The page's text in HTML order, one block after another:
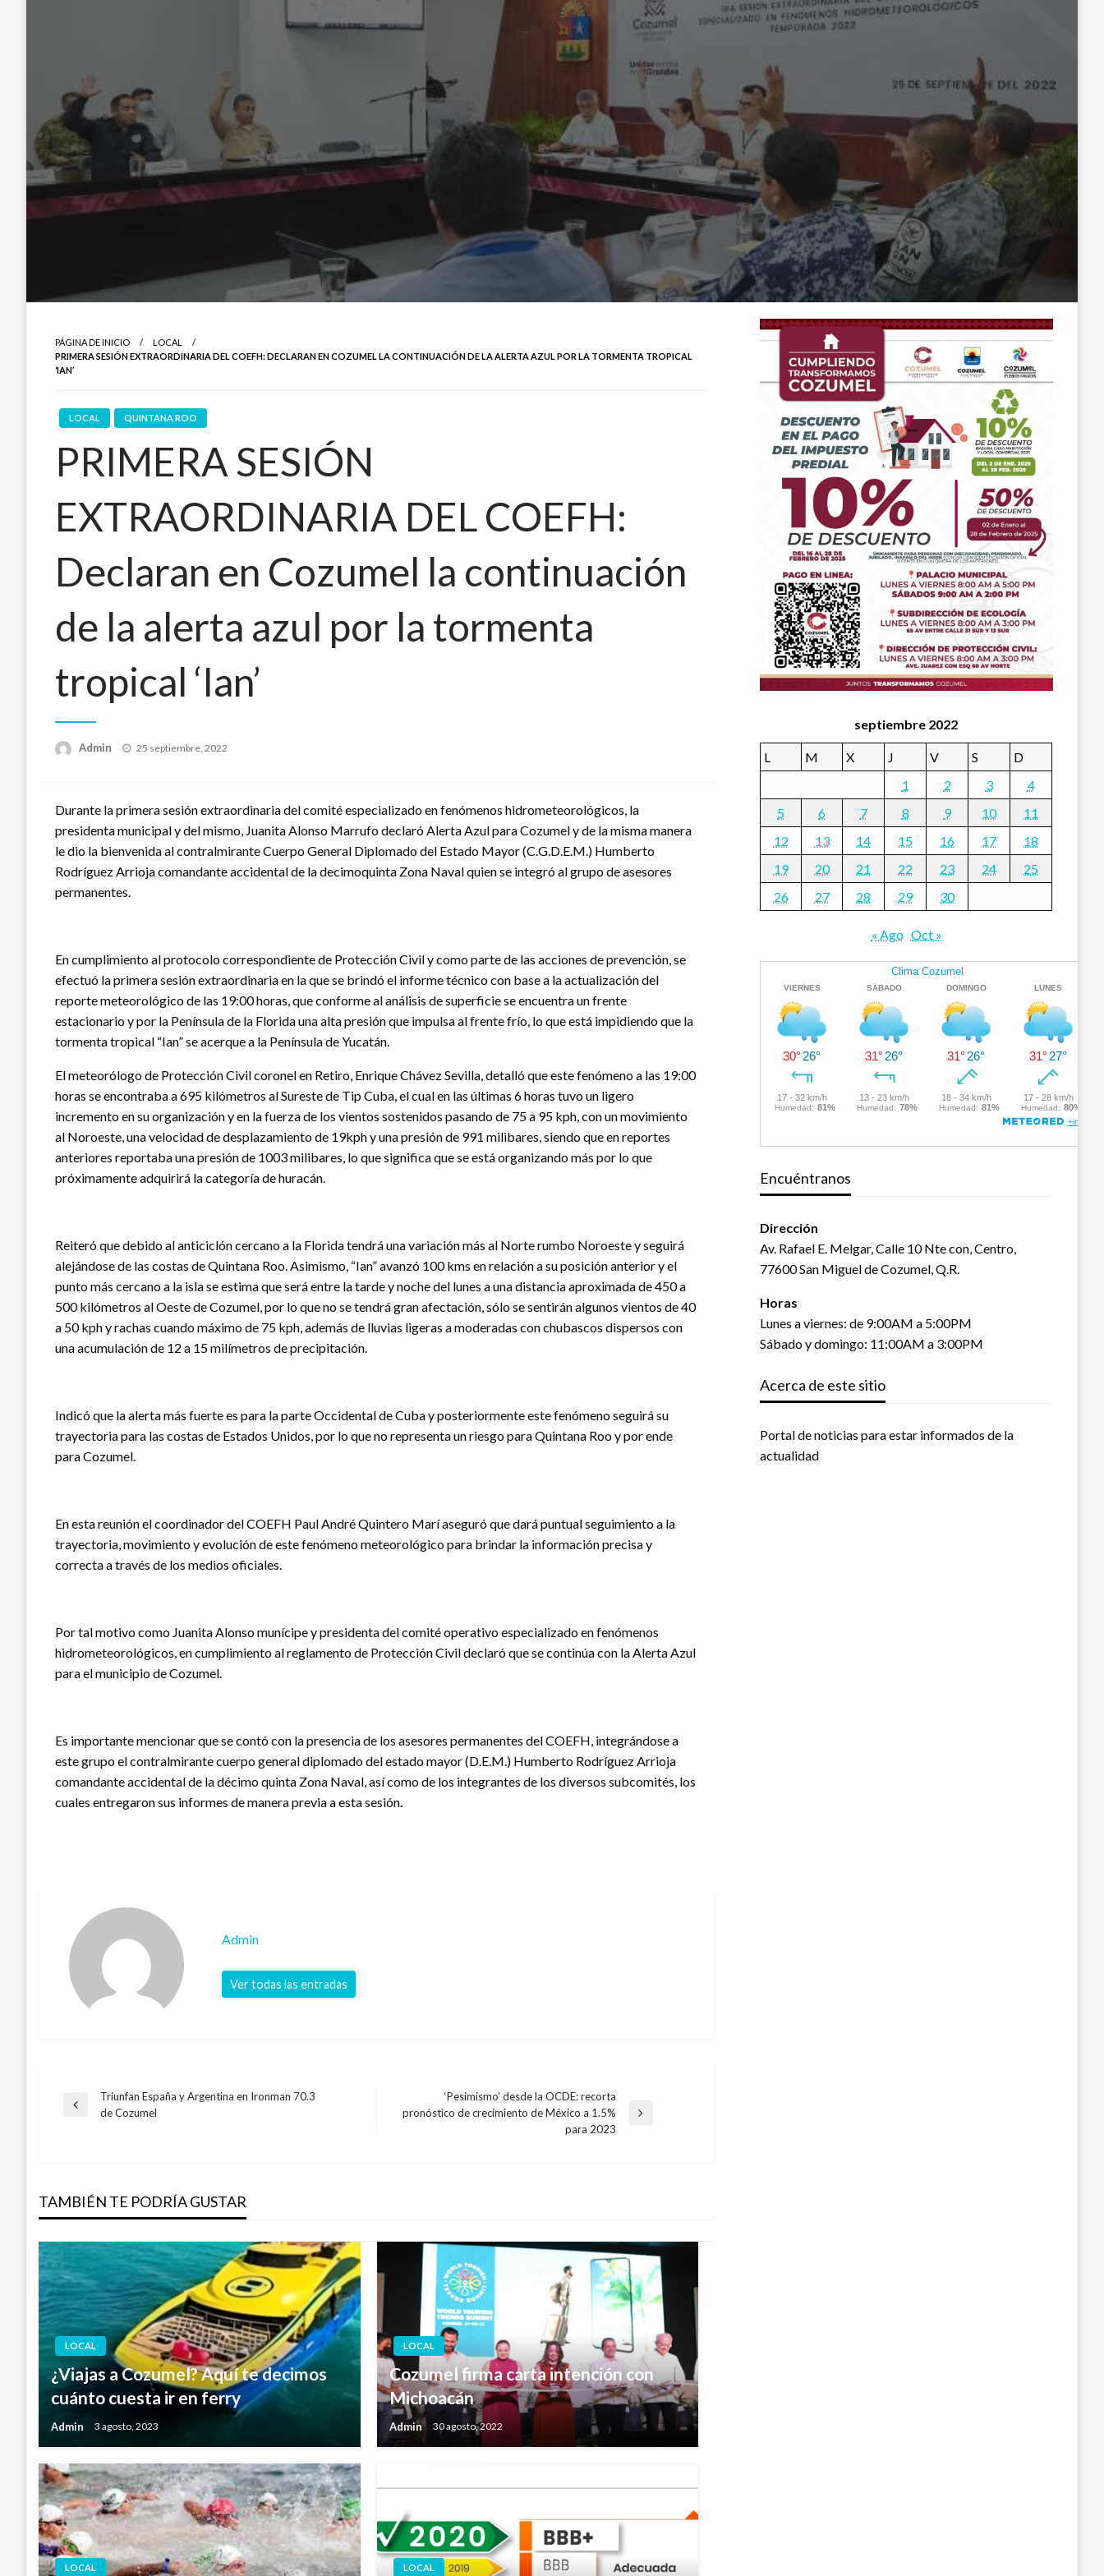
PÁGINA DE INICIO
LOCAL
PRIMERA SESIÓN EXTRAORDINARIA DEL COEFH: DECLARAN EN COZUMEL LA CONTINUACIÓN DE LA ALERTA AZUL POR LA TORMENTA TROPICAL
‘IAN’
LOCAL QUINTANA ROO
PRIMERA SESIÓN
EXTRAORDINARIA DEL COEFH:
Declaran en Cozumel la continuación
de la alerta azul por la tormenta
tropical ‘Ian’
Admin
Publicado
25 septiembre, 2022
Durante la primera sesión extraordinaria del comité especializado en fenómenos hidrometeorológicos, la
presidenta municipal y del mismo, Juanita Alonso Marrufo declaró Alerta Azul para Cozumel y de la misma manera
le dio la bienvenida al contralmirante Cuerpo General Diplomado del Estado Mayor (C.G.D.E.M.) Humberto
Rodríguez Arrioja comandante accidental de la decimoquinta Zona Naval quien se integró al grupo de asesores
permanentes.
En cumplimiento al protocolo correspondiente de Protección Civil y como parte de las acciones de prevención, se
efectuó la primera sesión extraordinaria en la que se brindó el informe técnico con base a la actualización del
reporte meteorológico de las 19:00 horas, que conforme al análisis de superficie se encuentra un frente
estacionario y por la Península de la Florida una alta presión que impulsa al frente frío, lo que está impidiendo que la
tormenta tropical “Ian” se acerque a la Península de Yucatán.
El meteorólogo de Protección Civil coronel en Retiro, Enrique Chávez Sevilla, detalló que este fenómeno a las 19:00
horas se encontraba a 695 kilómetros al Sureste de Tip Cuba, el cual en las últimas 6 horas tuvo un ligero
incremento en su organización y en la fuerza de los vientos sostenidos pasando de 75 a 95 kph, con un movimiento
al Noroeste, una velocidad de desplazamiento de 19kph y una presión de 991 milibares, siendo que en reportes
anteriores reportaba una presión de 1003 milibares, lo que significa que se está organizando más por lo que
próximamente adquirirá la categoría de huracán.
Reiteró que debido al anticiclón cercano a la Florida tendrá una variación más al Norte rumbo Noroeste y seguirá
alejándose de las costas de Quintana Roo. Asimismo, “Ian” avanzó 100 kms en relación a su posición anterior y el
punto más cercano a la isla se estima que será entre la tarde y noche del lunes a una distancia aproximada de 450 a
500 kilómetros al Oeste de Cozumel, por lo que no se tendrá gran afectación, sólo se sentirán algunos vientos de 40
a 50 kph y rachas cuando máximo de 75 kph, además de lluvias ligeras a moderadas con chubascos dispersos con
una acumulación de 12 a 15 milímetros de precipitación.
Indicó que la alerta más fuerte es para la parte Occidental de Cuba y posteriormente este fenómeno seguirá su
trayectoria para las costas de Estados Unidos, por lo que no representa un riesgo para Quintana Roo y por ende
para Cozumel.
En esta reunión el coordinador del COEFH Paul André Quintero Marí aseguró que dará puntual seguimiento a la
trayectoria, movimiento y evolución de este fenómeno meteorológico para brindar la información precisa y
correcta a través de los medios oficiales.
Por tal motivo como Juanita Alonso munícipe y presidenta del comité operativo especializado en fenómenos
hidrometeorológicos, en cumplimiento al reglamento de Protección Civil declaró que se continúa con la Alerta Azul
para el municipio de Cozumel.
Es importante mencionar que se contó con la presencia de los asesores permanentes del COEFH, integrándose a
este grupo el contralmirante cuerpo general diplomado del estado mayor (D.E.M.) Humberto Rodríguez Arrioja
comandante accidental de la décimo quinta Zona Naval, así como de los integrantes de los diversos subcomités, los
cuales entregaron sus informes de manera previa a esta sesión.
Admin
Ver todas las entradas
Navegación
entradas
Entrada
Triunfan España y Argentina en Ironman 70.3
de Cozumel
Entrada
‘Pesimismo’ desde la OCDE: recorta
pronóstico de crecimiento de México a 1.5%
para 2023
TAMBIÉN TE PODRÍA GUSTAR
LOCAL
¿Viajas a Cozumel? Aquí te decimos
cuánto cuesta ir en ferry
Admin 3 agosto, 2023
LOCAL
Cozumel firma carta intención con
Michoacán
Admin 30 agosto, 2022
LOCAL LOCAL
septiembre 2022
L M X J V S
D
1
2 3
4
5
6 7 8 9 10
11
12
13 14 15 16 17
18
19
20 21 22 23 24
25
26
27 28 29 30
« Ago Oct »
Encuéntranos
Dirección
Av. Rafael E. Melgar, Calle 10 Nte con, Centro,
77600 San Miguel de Cozumel, Q.R.
Horas
Lunes a viernes: de 9:00AM a 5:00PM
Sábado y domingo: 11:00AM a 3:00PM
Acerca de este sitio
Portal de noticias para estar informados de la
actualidad